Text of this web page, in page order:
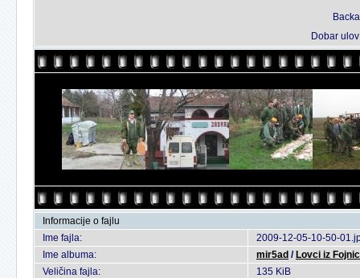
Dobar
Informacije o fajlu
Ime fajla:
2009-12-05-10-50-
Ime albuma:
mir5ad / Lovci iz
Veličina fajla:
135 KiB